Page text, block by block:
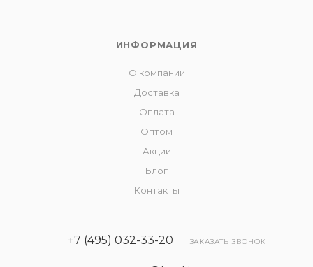
ИНФОРМАЦИЯ
О компании
Доставка
Оплата
Оптом
Акции
Блог
Контакты
+7 (495) 032-33-20 ЗАКАЗАТЬ ЗВОНОК